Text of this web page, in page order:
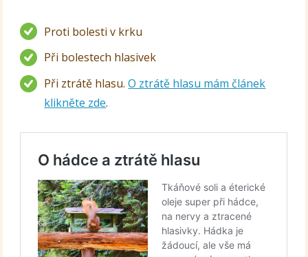
Proti bolesti v krku
Při bolestech hlasivek
Při ztrátě hlasu.O ztrátě hlasu mám článek
klikněte zde.